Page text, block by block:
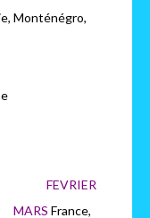
Monténégro,
France.
FEVRIER
MARS France,